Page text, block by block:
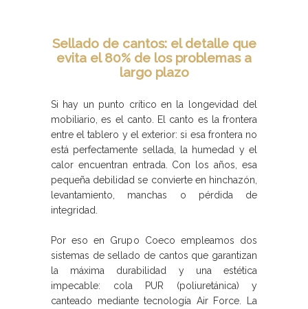
Sellado de cantos: el detalle que
evita el 80% de los problemas a
largo plazo
Si hay un punto crítico en la longevidad del
mobiliario, es el canto. El canto es la frontera
entre el tablero y el exterior: si esa frontera no
está perfectamente sellada, la humedad y el
calor encuentran entrada. Con los años, esa
pequeña debilidad se convierte en hinchazón,
levantamiento, manchas o pérdida de
integridad.
Por eso en Grupo Coeco empleamos dos
sistemas de sellado de cantos que garantizan
la máxima durabilidad y una estética
impecable: cola PUR (poliuretánica) y
canteado mediante tecnología Air Force. La